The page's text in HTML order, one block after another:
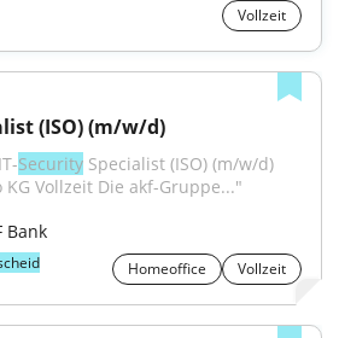
Vollzeit
(ISO) (m/w/d)
Security Specialist (ISO) (m/w/d)
KG Vollzeit Die akf-Gruppe..."
Bank
Homeoffice Vollzeit